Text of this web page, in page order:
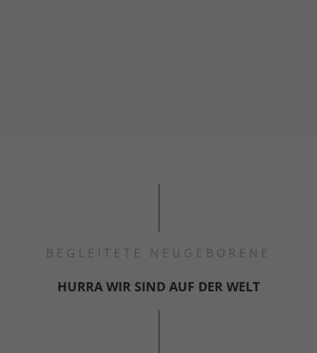
BEGLEITETE NEUGEBORENE
HURRA WIR SIND AUF DER WELT